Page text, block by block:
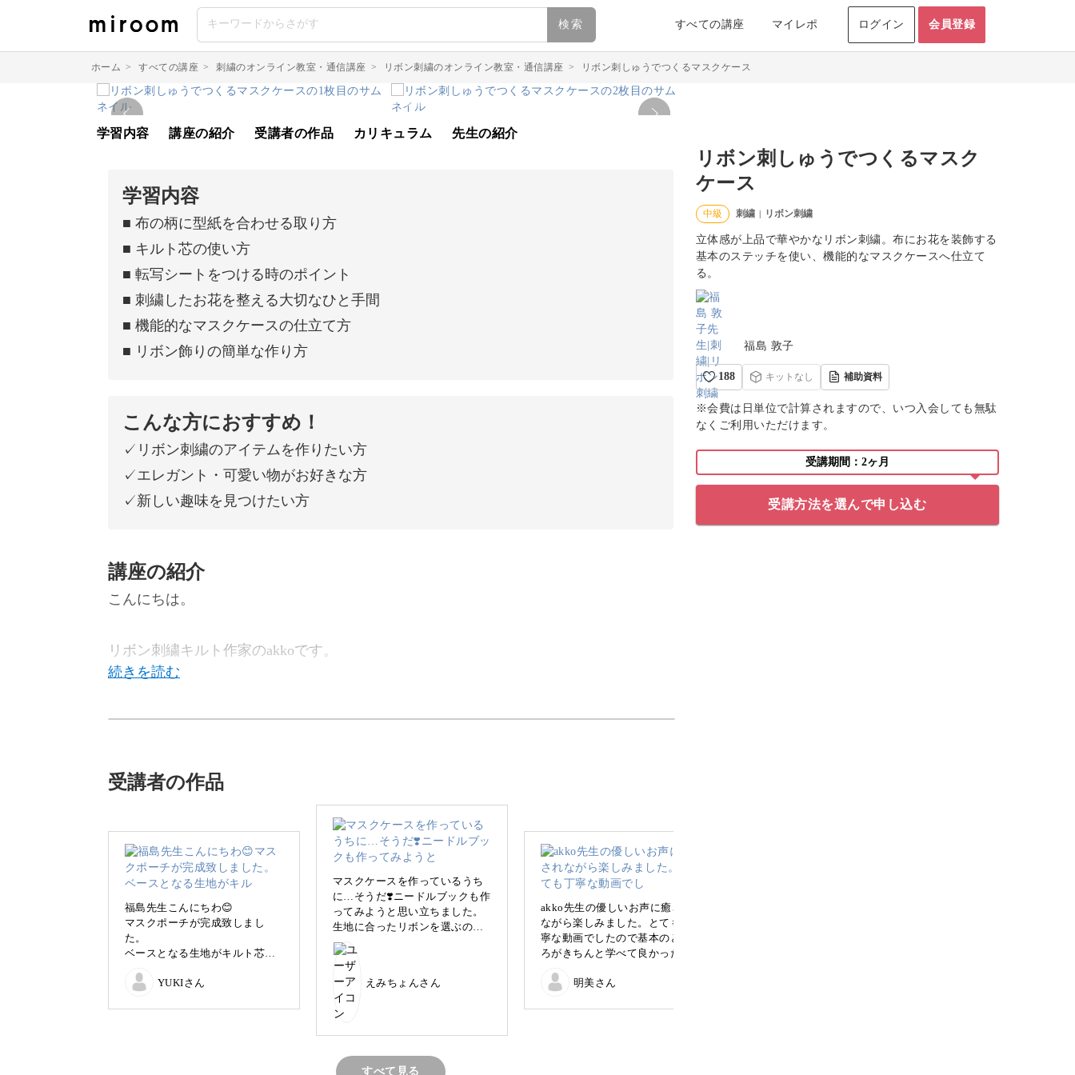
検索 すべての講座 マイレポ ログイン 会員登録
ホーム > すべての講座 > 刺繍のオンライン教室・通信講座 > リボン刺繍のオンライン教室・通信講座 > リボン刺しゅうでつくるマスクケース
リボン刺しゅうでつくるマスク
ケース
中級 刺繍 | リボン刺繍
立体感が上品で華やかなリボン刺繍。布にお花を装飾する
基本のステッチを使い、機能的なマスクケースへ仕立て
る。
福島 敦子
188 キットなし 補助資料
※会費は日単位で計算されますので、いつ入会しても無駄
なくご利用いただけます。
受講期間：2ヶ月
受講方法を選んで申し込む
学習内容 講座の紹介 受講者の作品 カリキュラム 先生の紹介
学習内容
■ 布の柄に型紙を合わせる取り方
■ キルト芯の使い方
■ 転写シートをつける時のポイント
■ 刺繍したお花を整える大切なひと手間
■ 機能的なマスクケースの仕立て方
■ リボン飾りの簡単な作り方
こんな方におすすめ！
✓リボン刺繍のアイテムを作りたい方
✓エレガント・可愛い物がお好きな方
✓新しい趣味を見つけたい方
講座の紹介
こんにちは。
リボン刺繍キルト作家のakkoです。
リボン刺繍は基本的なステッチを使いますので、よりリボン刺繍に慣れていただけるか
と思います。
マスクケースの仕立ては見た目よりも簡単ですので、安心してくださいね。
上品で華やかなデザイン
受講者の作品
福島先生こんにちわ😊
マスクポーチが完成致しまし
た。
ベースとなる生地がキルト芯に
まいました。
YUKIさん
マスクケースを作っているうち
に…そうだ❣️ニードルブックも作
ってみようと思い立ちました。
生地に合ったリボンを選ぶのも
楽しかったです。
えみちょんさん
akko先生の優しいお声に癒され
ながら楽しみました。とても丁
寧な動画でしたので基本のとこ
ろがきちんと学べて良かったで
明美さん
すべて見る